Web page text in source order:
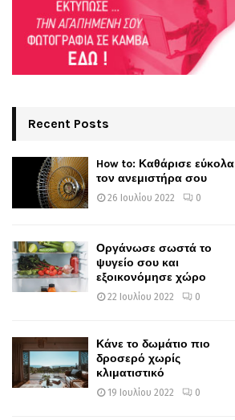
Recent Posts
How to: Καθάρισε εύκολα
τον ανεμιστήρα σου
26 Ιουλίου 2022 0
Οργάνωσε σωστά το
ψυγείο σου και
εξοικονόμησε χώρο
22 Ιουλίου 2022 0
Κάνε το δωμάτιο πιο
δροσερό χωρίς
κλιματιστικό
19 Ιουλίου 2022 0